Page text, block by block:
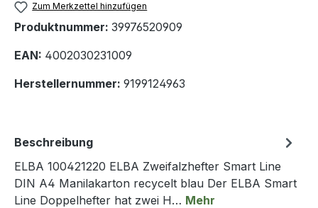
Zum Merkzettel hinzufügen
Produktnummer: 39976520909
EAN: 4002030231009
Herstellernummer: 9199124963
Beschreibung
ELBA 100421220 ELBA Zweifalzhefter Smart Line
DIN A4 Manilakarton recycelt blau Der ELBA Smart
Line Doppelhefter hat zwei H… Mehr